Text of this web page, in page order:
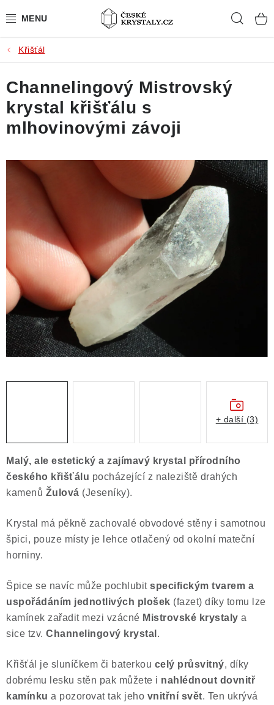
na
PŘÍRODNÍ KAMENY
BROUŠENÉ KAMENY
MISTROVSKÉ KRYSTALY
VIDEOGALERIE
KONTAKT
Obchodní podmínky
Podmínky ochrany osobních údajů
Poučení o právu na odstoupení od smlouvy
Puncovní značky
Výkup minerálů a drahých kamenů
Kontakt
Křišťál
Malý, ale estetický a zajímavý krystal přírodního
českého křišťálu pocházející z naleziště drahých
kamenů Žulová (Jeseníky).
Krystal má pěkně zachovalé obvodové stěny i samotnou
špici, pouze místy je lehce otlačený od okolní mateční
horniny.
Špice se navíc může pochlubit specifickým tvarem a
uspořádáním jednotlivých plošek (fazet) díky tomu lze
kamínek zařadit mezi vzácné Mistrovské krystaly a
sice tzv. Channelingový krystal .
Křišťál je sluníčkem či baterkou celý průsvitný, díky
dobrému lesku stěn pak můžete i nahlédnout dovnitř
kamínku a pozorovat tak jeho vnitřní svět. Ten ukrývá
Channelingový Mistrovský
krystal křišťálu s
mlhovinovými závoji
+ další (3)